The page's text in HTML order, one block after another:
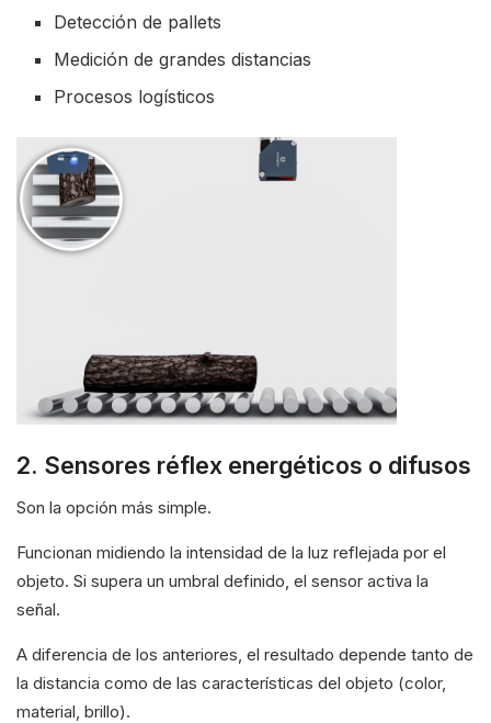
Detección de pallets
Medición de grandes distancias
Procesos logísticos
2. Sensores réflex energéticos o difusos
Son la opción más simple.
Funcionan midiendo la intensidad de la luz reflejada por el
objeto. Si supera un umbral definido, el sensor activa la
señal.
A diferencia de los anteriores, el resultado depende tanto de
la distancia como de las características del objeto (color,
material, brillo).